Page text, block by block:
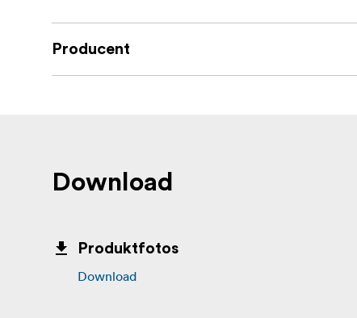
Producent
Download
Produktfotos
Download